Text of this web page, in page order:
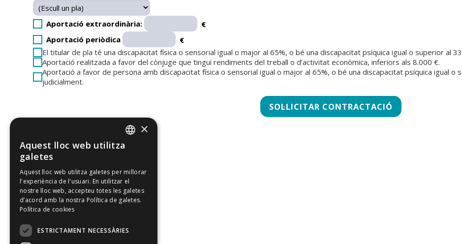
Aportació extraordinària:
€
Aportació periòdica
€
El titular de pla té una discapacitat física o sensorial igual o major al 65%, o bé una discapacitat psíquica igual o superior al
Aportació realitzada a favor del cònjuge que tingui rendiments del treball o d’activitat econòmica, inferiors als 8.000 €.
Aportació a favor de persona amb discapacitat física o sensorial igual o major al 65%, o bé una discapacitat psíquica igual o
judicialment.
ENGLISH
×
Aquest lloc web utilitza
galetes
Aquest lloc web utilitza galetes per millorar
l'experiència de l'usuari. En utilitzar el
nostre lloc web, accepteu totes les galetes
d’acord amb la nostra Política de galetes.
Política de cookies
ESTRICTAMENT NECESSÀRIES